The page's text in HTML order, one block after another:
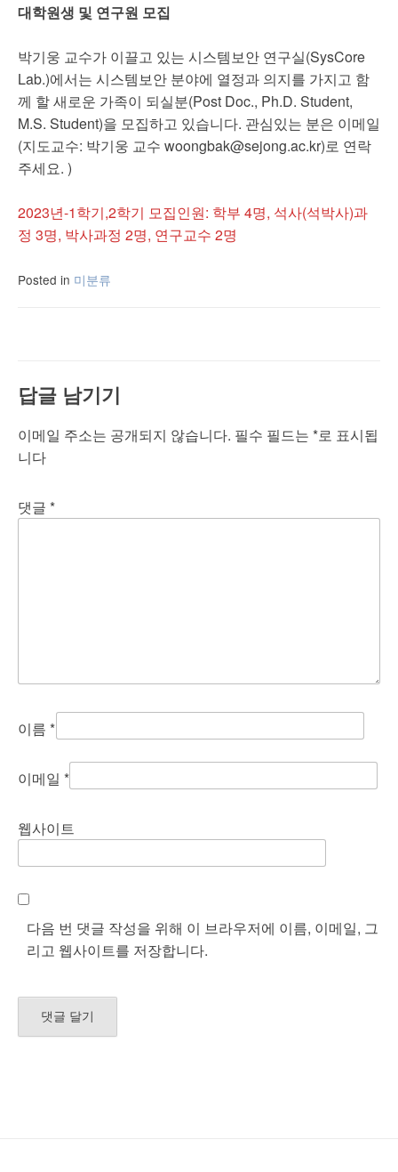
대학원생 및 연구원 모집
박기웅 교수가 이끌고 있는 시스템보안 연구실(SysCore
Lab.)에서는 시스템보안 분야에 열정과 의지를 가지고 함
께 할 새로운 가족이 되실분(Post Doc., Ph.D. Student,
M.S. Student)을 모집하고 있습니다. 관심있는 분은 이메일
(지도교수: 박기웅 교수 woongbak@sejong.ac.kr)로 연락
주세요. )
2023년-1학기,2학기 모집인원: 학부 4명, 석사(석박사)과
정 3명, 박사과정 2명, 연구교수 2명
Posted in 미분류
답글 남기기
이메일 주소는 공개되지 않습니다. 필수 필드는 *로 표시됩
니다
댓글 *
이름 *
이메일 *
웹사이트
다음 번 댓글 작성을 위해 이 브라우저에 이름, 이메일, 그
리고 웹사이트를 저장합니다.